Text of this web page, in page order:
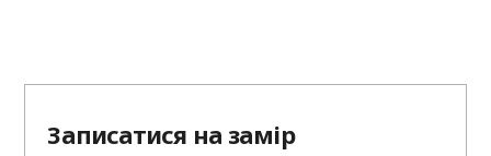
Записатися на замір